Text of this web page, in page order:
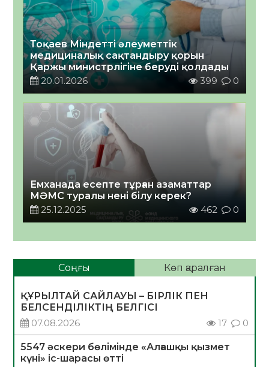
Тоқаев Міндетті әлеуметтік
медициналық сақтандыру қорын
Қаржы министрлігіне беруді қолдады
20.01.2026
399 0
Емханада есепте тұрған азаматтар
МӘМС туралы нені білу керек?
25.12.2025
462 0
Соңғы Көп қаралған
ҚҰРЫЛТАЙ САЙЛАУЫ – БІРЛІК ПЕН
БЕЛСЕНДІЛІКТІҢ БЕЛГІСІ
07.08.2026
17 0
5547 әскери бөлімінде «Алғашқы қызмет
күні» іс-шарасы өтті